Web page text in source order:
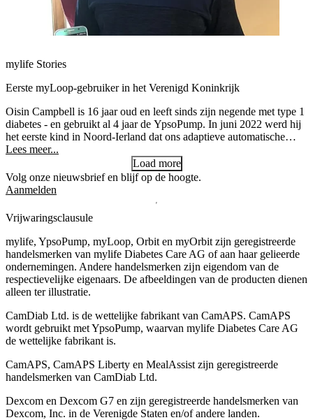
mylife Stories
Eerste myLoop-gebruiker in het Verenigd Koninkrijk
Oisin Campbell is 16 jaar oud en leeft sinds zijn negende met type 1
diabetes - en gebruikt al 4 jaar de YpsoPump. In juni 2022 werd hij
het eerste kind in Noord-Ierland dat ons adaptieve automatische
insulinetoedieningssysteem, myLoop, gebruikte.
Lees meer...
Load more
Volg onze nieuwsbrief en blijf op de hoogte.
Aanmelden
Vrijwaringsclausule
mylife, YpsoPump, myLoop, Orbit en myOrbit zijn geregistreerde
handelsmerken van mylife Diabetes Care AG of aan haar gelieerde
ondernemingen. Andere handelsmerken zĳn eigendom van de
respectievelĳke eigenaars. De afbeeldingen van de producten dienen
alleen ter illustratie.
CamDiab Ltd. is de wettelijke fabrikant van CamAPS. CamAPS
wordt gebruikt met YpsoPump, waarvan mylife Diabetes Care AG
de wettelijke fabrikant is.
CamAPS, CamAPS Liberty en MealAssist zijn geregistreerde
handelsmerken van CamDiab Ltd.
Dexcom en Dexcom G7 en zijn geregistreerde handelsmerken van
Dexcom, Inc. in de Verenigde Staten en/of andere landen.